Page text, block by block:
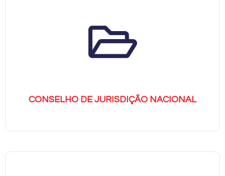
CONSELHO DE JURISDIÇÃO NACIONAL